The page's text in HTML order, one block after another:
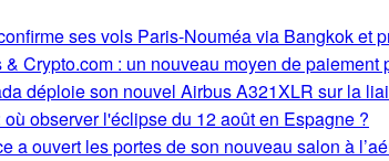
ses vols Paris-Nouméa via Bangkok et
& Crypto.com : un nouveau moyen de paiement
déploie son nouvel Airbus A321XLR sur la
où observer l'éclipse du 12 août en Espagne ?
a ouvert les portes de son nouveau salon à